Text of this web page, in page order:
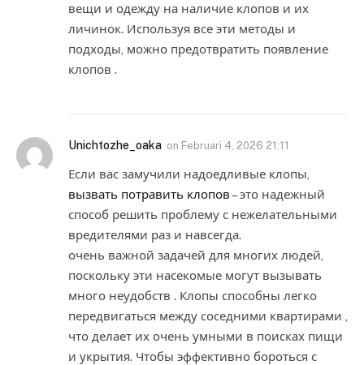
вещи и одежду на наличие клопов и их
личинок. Используя все эти методы и
подходы, можно предотвратить появление
клопов .
Unichtozhe_oaka on Februari 4, 2026 21:11
Если вас замучили надоедливые клопы,
вызвать потравить клопов – это надежный
способ решить проблему с нежелательными
вредителями раз и навсегда.
очень важной задачей для многих людей,
поскольку эти насекомые могут вызывать
много неудобств . Клопы способны легко
передвигаться между соседними квартирами ,
что делает их очень умными в поисках пищи
и укрытия. Чтобы эффективно бороться с